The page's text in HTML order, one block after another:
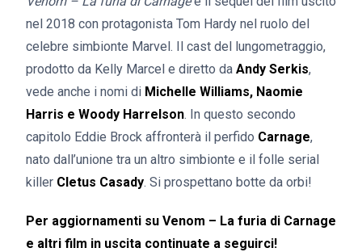
nel 2018 con protagonista Tom Hardy nel ruolo del
celebre simbionte Marvel. Il cast del lungometraggio,
prodotto da Kelly Marcel e diretto da Andy Serkis,
vede anche i nomi di Michelle Williams, Naomie
Harris e Woody Harrelson. In questo secondo
capitolo Eddie Brock affronterà il perfido Carnage,
nato dall’unione tra un altro simbionte e il folle serial
killer Cletus Casady. Si prospettano botte da orbi!
Per aggiornamenti su Venom – La furia di Carnage
e altri film in uscita continuate a seguirci!